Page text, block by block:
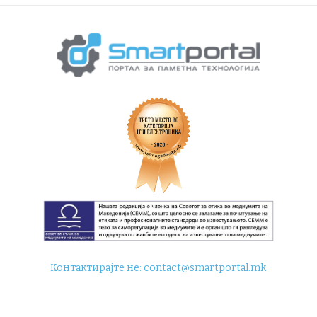
Контактирајте не:contact@smartportal.mk